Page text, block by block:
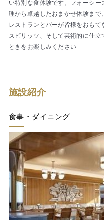
い特別な食体験です。フォーシ
理から卓越したおまかせ体験ま
レストランとバーが皆様をおも
スピリッツ、そして芸術的に仕立
ときをお楽しみください
施設紹介
食事・ダイニング